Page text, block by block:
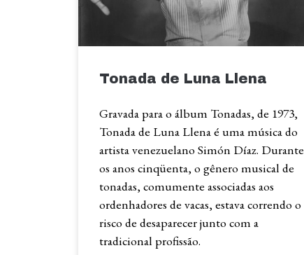
Tonada de Luna Llena
Gravada para o álbum Tonadas, de 1973,
Tonada de Luna Llena é uma música do
artista venezuelano Simón Díaz. Durante
os anos cinqüenta, o gênero musical de
tonadas, comumente associadas aos
ordenhadores de vacas, estava correndo o
risco de desaparecer junto com a
tradicional profissão.